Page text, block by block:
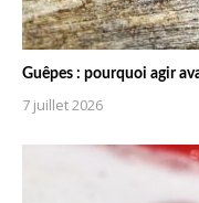
Guêpes : pourquoi agir
7 juillet 2026